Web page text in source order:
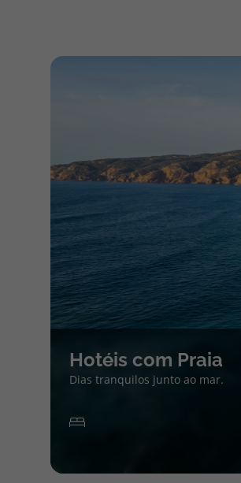
Hotéis com Praia
Dias tranquilos junto ao mar.